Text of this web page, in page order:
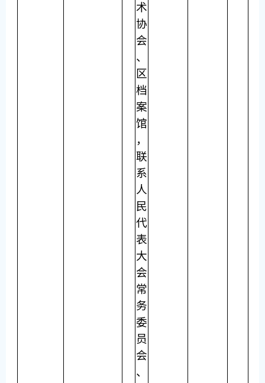
术
协
会
、
区
档
案
馆
，
联
系
人
民
代
表
大
会
常
务
委
员
会
、